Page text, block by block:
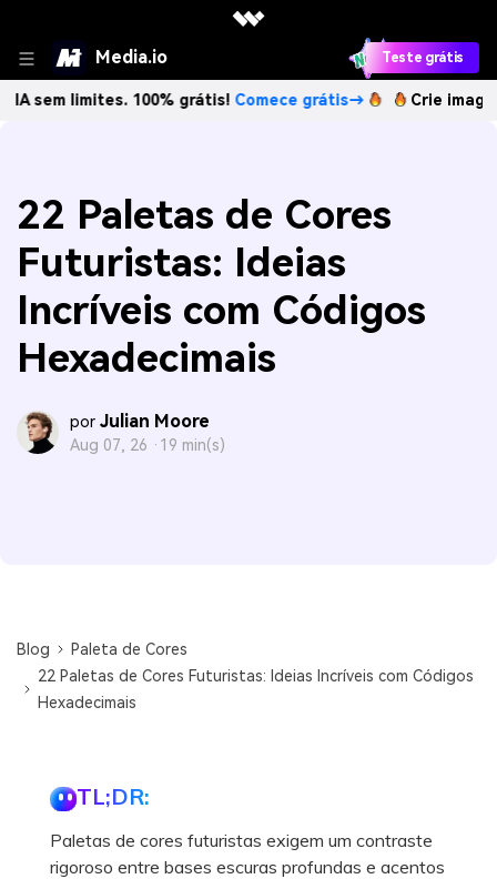
Media.io Teste grátis
100% grátis!Comece grátis→ Crie imagens com
22 Paletas de Cores
Futuristas: Ideias
Incríveis com Códigos
Hexadecimais
por Julian Moore
Aug 07, 26 · 19 min(s)
Blog
Paleta de Cores
22 Paletas de Cores Futuristas: Ideias Incríveis com Códigos
Hexadecimais
TL;DR:
Paletas de cores futuristas exigem um contraste
rigoroso entre bases escuras profundas e acentos